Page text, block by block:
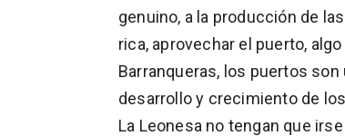
genuino, a la producción de
rica, aprovechar el puerto,
Barranqueras, los puertos
desarrollo y crecimiento de
La Leonesa no tengan que